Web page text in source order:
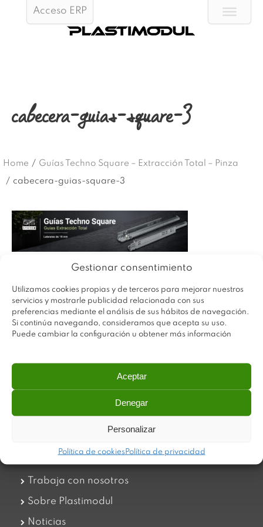
Gestionar consentimiento
Utilizamos cookies propias y de terceros para mejorar nuestros
servicios y mostrarle publicidad relacionada con sus
preferencias mediante el análisis de sus hábitos de navegación.
Si continúa navegando, consideramos que acepta su uso.
Puede cambiar la configuración u obtener más información
Aceptar
Denegar
Personalizar
Política de cookies Política de privacidad
Acceso ERP
cabecera-guias-square-3
Home / Guías Techno Square – Extracción Total – Pinza
/ cabecera-guias-square-3
Plastimodul tiene como objetivo ofrecer productos
innovadores y de máxima calidad, invirtiendo con decisión
calidad y el mejor servicio a nuestros clientes.
Trabaja con nosotros
Sobre Plastimodul
Noticias